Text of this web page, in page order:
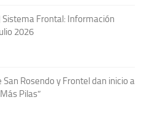
Sistema Frontal: Información
2026
Rosendo y Frontel dan inicio a
Pilas”